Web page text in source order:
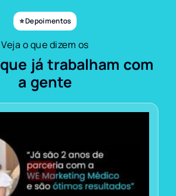
⭐ Depoimentos
Veja o que dizem os
que já trabalham com
a gente